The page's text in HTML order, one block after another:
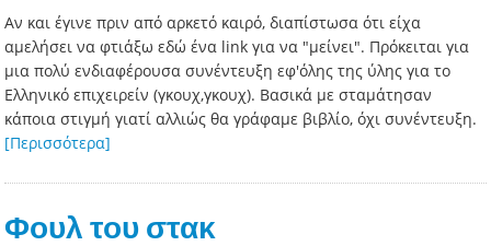
Αν και έγινε πριν από αρκετό καιρό, διαπίστωσα ότι είχα
αμελήσει να φτιάξω εδώ ένα link για να "μείνει". Πρόκειται για
μια πολύ ενδιαφέρουσα συνέντευξη εφ'όλης της ύλης για το
Ελληνικό επιχειρείν (γκουχ,γκουχ). Βασικά με σταμάτησαν
κάποια στιγμή γιατί αλλιώς θα γράφαμε βιβλίο, όχι συνέντευξη.
[Περισσότερα]
Φουλ του στακ